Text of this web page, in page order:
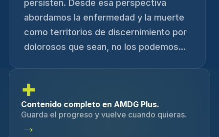
persisten. Desde esa perspectiva
abordamos la enfermedad y la muerte
como territorios de discernimiento por
dolorosos que sean, no los podemos...
+
Contenido completo en AMDG Plus.
Guarda el progreso y vuelve cuando quieras.
→